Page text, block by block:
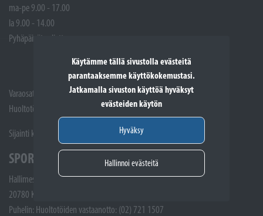
Käytämme tällä sivustolla evästeitä
parantaaksemme käyttökokemustasi.
Jatkamalla sivuston käyttöä hyväksyt
evästeiden käytön
Hyväksy
Hallinnoi evästeitä
ma-pe 9.00 - 17.00
la 9.00 - 14.00
Pyhäpäivät suljettuna
Varaosat: (02) 721 1407
Huoltotöiden vastaanotto: 02 7211405
Sijainti kartalla
SPORTTIKONE KAARINA
Hallimestarinkatu 4
20780 Kaarina
Puhelin: Huoltotöiden vastaanotto: (02) 721 1507